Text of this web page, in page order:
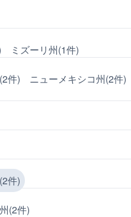
ミズーリ州(1件)
件) ニューメキシコ州(2件)
件)
(2件)